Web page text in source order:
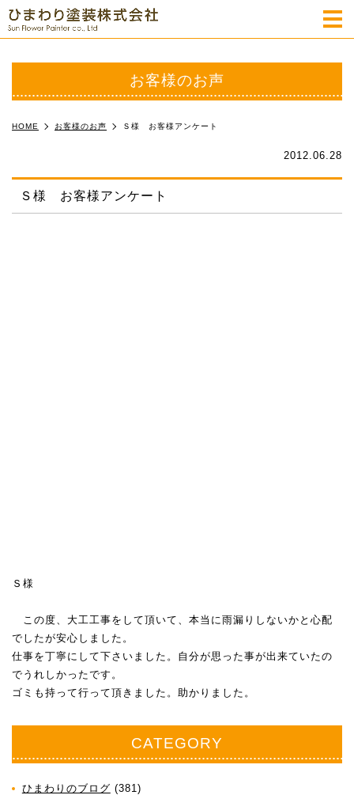
お客様のお声
HOME お客様のお声 Ｓ様 お客様アンケート
2012.06.28
Ｓ様 お客様アンケート
Ｓ様
この度、大工工事をして頂いて、本当に雨漏りしないかと心配
でしたが安心しました。
仕事を丁寧にして下さいました。自分が思った事が出来ていたの
でうれしかったです。
ゴミも持って行って頂きました。助かりました。
CATEGORY
ひまわりのブログ (381)